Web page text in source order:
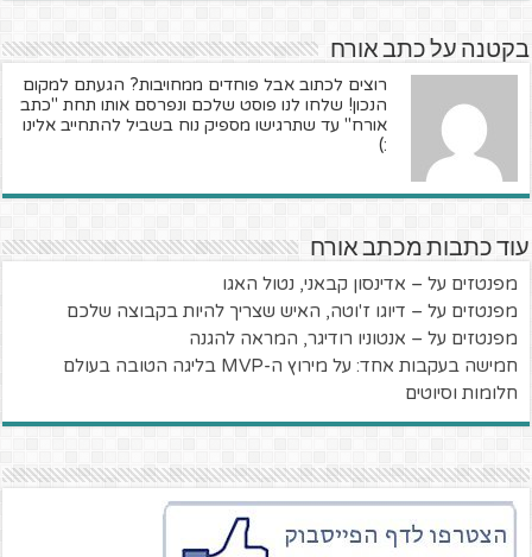
בקטנה על כתב אורח
רוצים לכתוב אבל פוחדים ממחויבות? הגעתם למקום
הנכון! שלחו לנו פוסט שלכם ונפרסם אותו תחת "כתב
אורח" עד שתרגישו מספיק נוח בשביל להתחייב אלינו
:)
עוד כתבות מכתב אורח
מפנטזים על – אדינסון קבאני, נטול האגו
מפנטזים על – דיוגו ז'וטה, האיש שצריך להיות בקבוצה שלכם
מפנטזים על – אנטוניו רודיגר, המראה להגנה
חמישה בעקבות אחד: על מירוץ ה-MVP בליגה הטובה בעולם
חלומות וסיוטים